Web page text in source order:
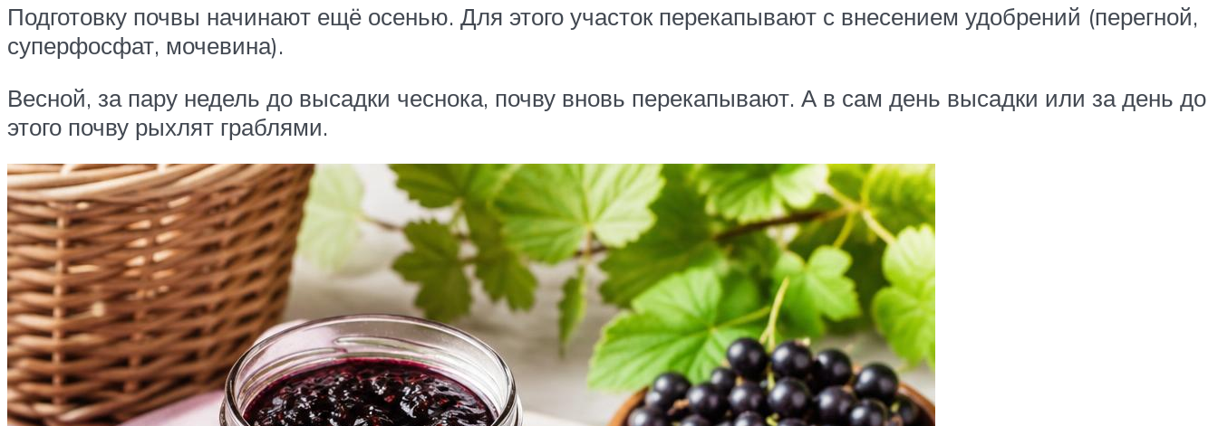
Подготовку почвы начинают ещё осенью. Для этого участок перекапывают с внесением удобрений (перегной,
суперфосфат, мочевина).
Весной, за пару недель до высадки чеснока, почву вновь перекапывают. А в сам день высадки или за день до
этого почву рыхлят граблями.